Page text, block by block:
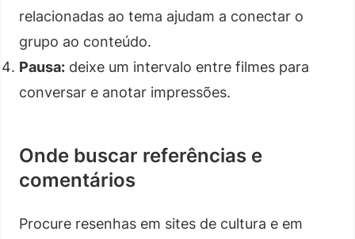
relacionadas ao tema ajudam a conectar o
grupo ao conteúdo.
Pausa: deixe um intervalo entre filmes para
conversar e anotar impressões.
Onde buscar referências e
comentários
Procure resenhas em sites de cultura e em